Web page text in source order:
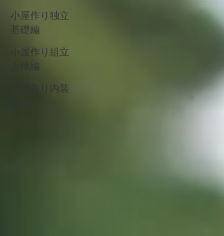
小屋作り独立
基礎編
小屋作り組立
上棟編
小屋作り内装